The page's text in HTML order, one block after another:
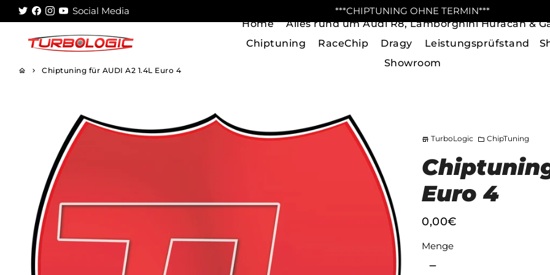
Direkt
zum
Social Media ***CHIPTUNING OHNE TERMIN***
Home
Alles rund um Audi R8, Lamborghini Huracan &
Chiptuning
RaceChip Dragy Leistungsprüfstand
Showroom
home keyboard_arrow_right Chiptuning für AUDI A2 1.4L Euro 4
store TurboLogic folder ChipTuning
Euro 4
0,00€
Menge
remove